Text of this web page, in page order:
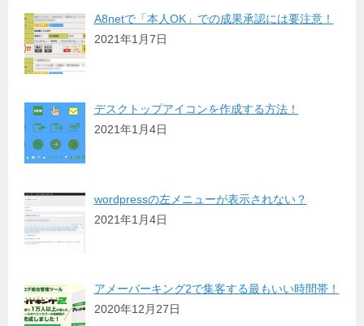
A8netで「本人OK」での成果承認には要注意！
2021年1月7日
デスクトップアイコンを作成する方法！
2021年1月4日
wordpressの左メニューが表示されない？
2021年1月4日
アメーバーキング2で集客する最もいい時間帯！
2020年12月27日